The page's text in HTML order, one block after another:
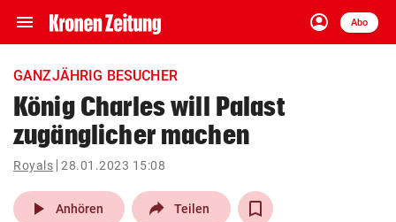
menu Navigation
ein-/ausklappen
account_circle
Anmelden
Abo
close Schließen
account_circle Anmelden
pin_drop
Wien arrow_right
GANZJÄHRIG BESUCHER
König Charles will Palast
zugänglicher machen
Royals 28.01.2023 15:08
play_arrow Anhören Teilen